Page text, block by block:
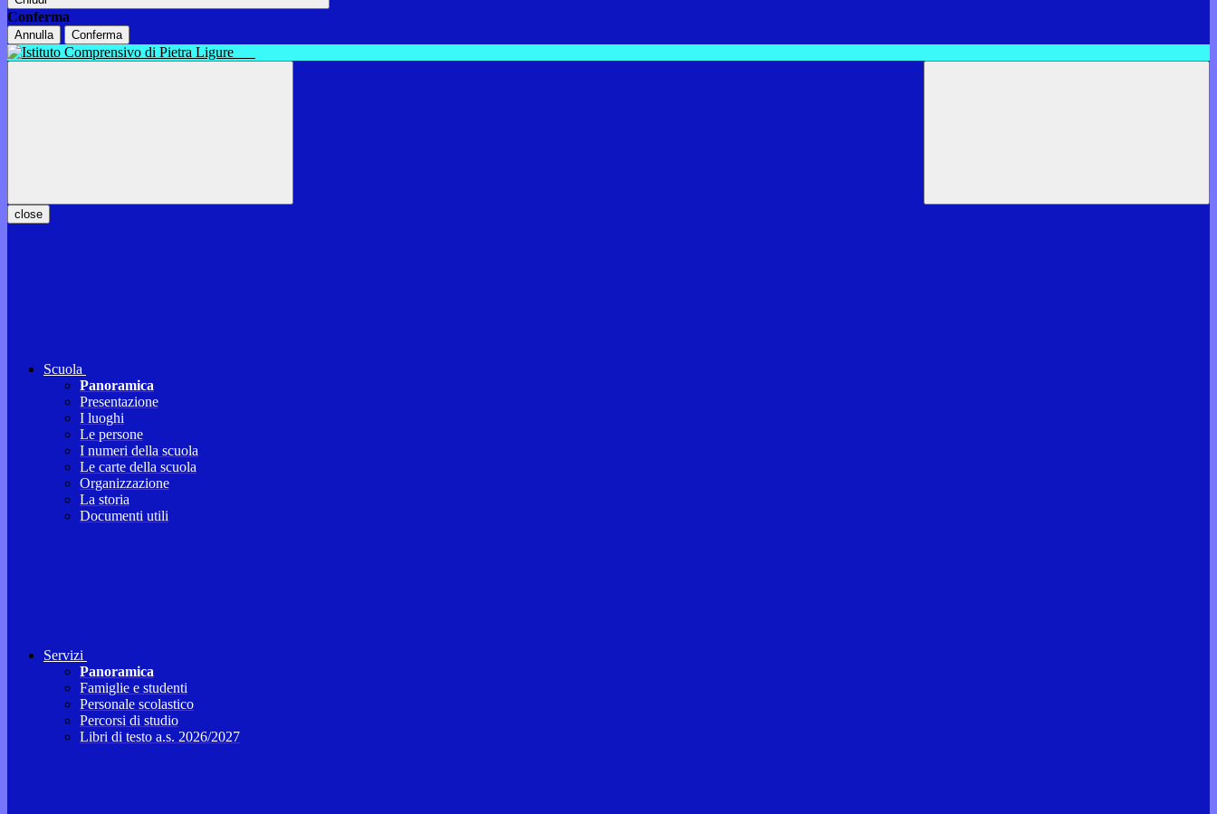
Conferma
Annulla Conferma
close
Scuola
Panoramica
Presentazione
I luoghi
Le persone
I numeri della scuola
Le carte della scuola
Organizzazione
La storia
Documenti utili
Servizi
Panoramica
Famiglie e studenti
Personale scolastico
Percorsi di studio
Libri di testo a.s. 2026/2027